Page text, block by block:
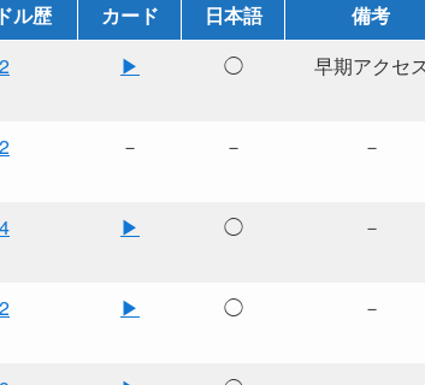
ル歴 カード 日本語
備考
2 ▶ ◯ 早期アクセ
2 － － －
4 ▶ ◯ －
2 ▶ ◯ －